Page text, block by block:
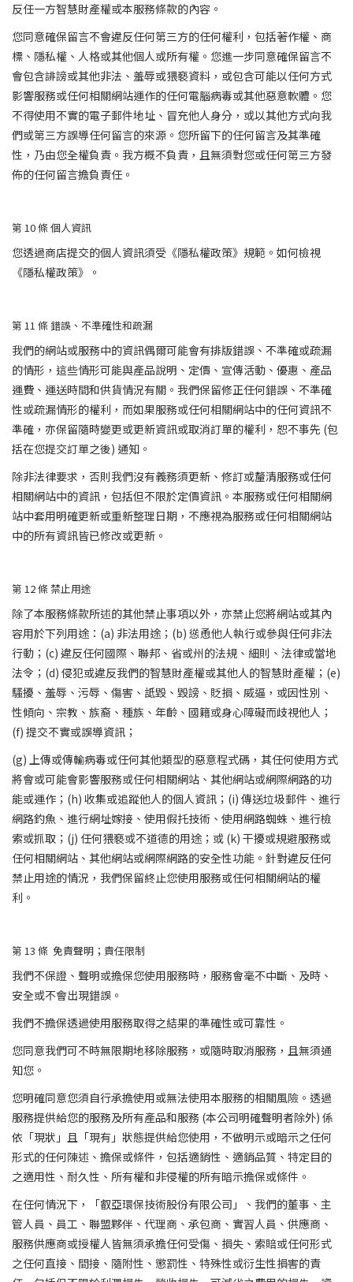
反任一方智慧財產權或本服務條款的內容。
您同意確保留言不會違反任何第三方的任何權利，包括著作權、商
標、隱私權、人格或其他個人或所有權。您進一步同意確保留言不
會包含誹謗或其他非法、羞辱或猥褻資料，或包含可能以任何方式
影響服務或任何相關網站運作的任何電腦病毒或其他惡意軟體。您
不得使用不實的電子郵件地址、冒充他人身分，或以其他方式向我
們或第三方誤導任何留言的來源。您所留下的任何留言及其準確
性，乃由您全權負責。我方概不負責，且無須對您或任何第三方發
佈的任何留言擔負責任。
第 10條個人資訊
您透過商店提交的個人資訊須受《隱私權政策》規範。如何檢視
《隱私權政策》。
第 11 條錯誤、不準確性和疏漏
我們的網站或服務中的資訊偶爾可能會有排版錯誤、不準確或疏漏
的情形，這些情形可能與產品說明、定價、宣傳活動、優惠、產品
運費、運送時間和供貨情況有關。我們保留修正任何錯誤、不準確
性或疏漏情形的權利，而如果服務或任何相關網站中的任何資訊不
準確，亦保留隨時變更或更新資訊或取消訂單的權利，恕不事先 (包
括在您提交訂單之後) 通知。
除非法律要求，否則我們沒有義務須更新、修訂或釐清服務或任何
相關網站中的資訊，包括但不限於定價資訊。本服務或任何相關網
站中套用明確更新或重新整理日期，不應視為服務或任何相關網站
中的所有資訊皆已修改或更新。
第 12條禁止用途
除了本服務條款所述的其他禁止事項以外，亦禁止您將網站或其內
容用於下列用途：(a) 非法用途；(b) 慫恿他人執行或參與任何非法
行動；(c) 違反任何國際、聯邦、省或州的法規、細則、法律或當地
法令；(d) 侵犯或違反我們的智慧財產權或其他人的智慧財產權；(e)
騷擾、羞辱、污辱、傷害、詆毀、毀謗、貶損、威逼，或因性別、
性傾向、宗教、族裔、種族、年齡、國籍或身心障礙而歧視他人；
(f) 提交不實或誤導資訊；
(g) 上傳或傳輸病毒或任何其他類型的惡意程式碼，其任何使用方式
將會或可能會影響服務或任何相關網站、其他網站或網際網路的功
能或運作；(h) 收集或追蹤他人的個人資訊；(i) 傳送垃圾郵件、進行
網路釣魚、進行網址嫁接、使用假托技術、使用網路蜘蛛、進行檢
索或抓取；(j) 任何猥褻或不道德的用途；或 (k) 干擾或規避服務或
任何相關網站、其他網站或網際網路的安全性功能。針對違反任何
禁止用途的情況，我們保留終止您使用服務或任何相關網站的權
利。
第 13 條 免責聲明；責任限制
我們不保證、聲明或擔保您使用服務時，服務會毫不中斷、及時、
安全或不會出現錯誤。
我們不擔保透過使用服務取得之結果的準確性或可靠性。
您同意我們可不時無限期地移除服務，或隨時取消服務，且無須通
知您。
您明確同意您須自行承擔使用或無法使用本服務的相關風險。透過
服務提供給您的服務及所有產品和服務 (本公司明確聲明者除外) 係
依「現狀」且「現有」狀態提供給您使用，不做明示或暗示之任何
形式的任何陳述、擔保或條件，包括適銷性、適銷品質、特定目的
之適用性、耐久性、所有權和非侵權的所有暗示擔保或條件。
在任何情況下，「叡亞環保技術股份有限公司」、我們的董事、主
管人員、員工、聯盟夥伴、代理商、承包商、實習人員、供應商、
服務供應商或授權人皆無須承擔任何受傷、損失、索賠或任何形式
之任何直接、間接、隨附性、懲罰性、特殊性或衍生性損害的責